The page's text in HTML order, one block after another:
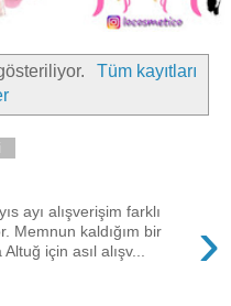
Tüm kayıtları
›
ayı alışverişim farklı
Memnun kaldığım bir
için asıl alışv...